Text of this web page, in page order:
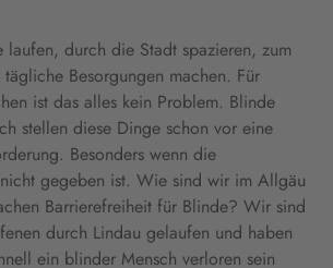
laufen, durch die Stadt spazieren, zum
Besorgungen machen. Für
ist das alles kein Problem. Blinde
stellen diese Dinge schon vor eine
Besonders wenn die
gegeben ist. Wie sind wir im Allgäu
Barrierefreiheit für Blinde? Wir sind
durch Lindau gelaufen und haben
ein blinder Mensch verloren sein